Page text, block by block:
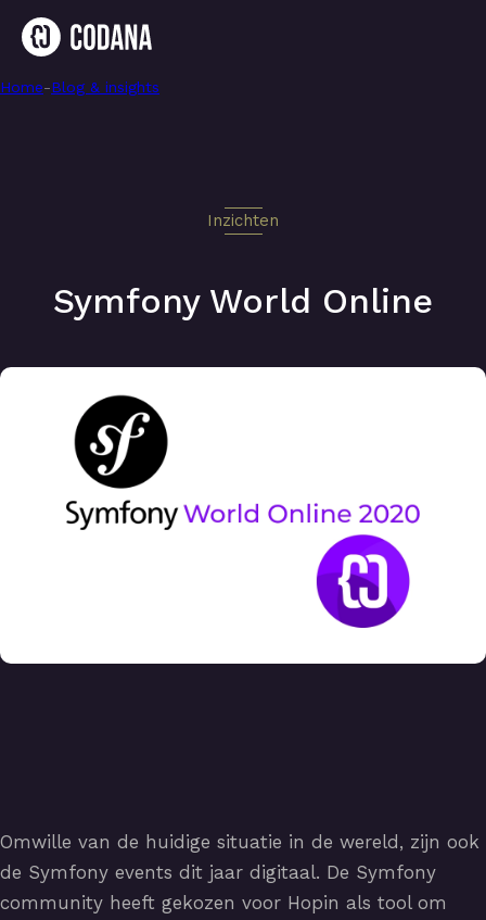
Home-Blog & insights
-
Symfony World Online
Inzichten
Symfony World Online
Omwille van de huidige situatie in de wereld, zijn ook
de Symfony events dit jaar digitaal. De Symfony
community heeft gekozen voor Hopin als tool om